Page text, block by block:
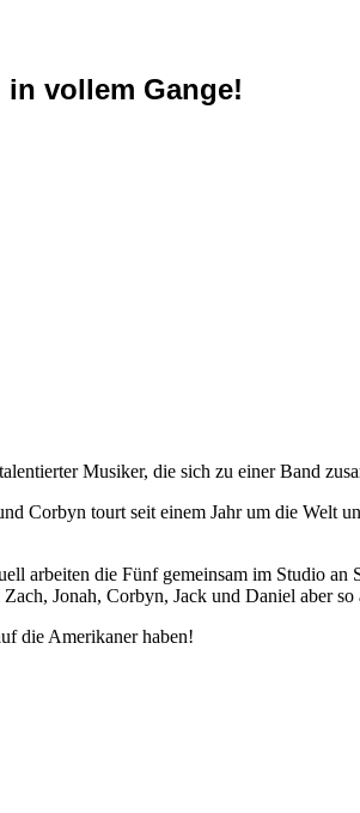
in vollem Gange!
Musiker, die sich zu einer Band
Corbyn tourt seit einem Jahr um die
arbeiten die Fünf gemeinsam im Studio
Jonah, Corbyn, Jack und Daniel aber
die Amerikaner haben!